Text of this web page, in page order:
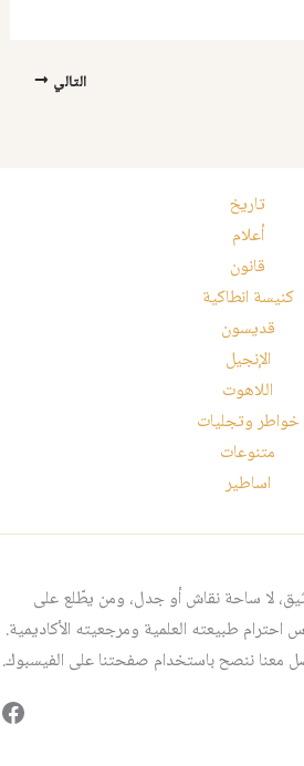
التالي
تاريخ
أعلام
قانون
كنيسة انطاكية
قديسون
الإنجيل
اللاهوت
خواطر وتجليات
متنوعات
اساطير
لا ساحة نقاش أو جدل، ومن يطّلع على
طبيعته العلمية ومرجعيته الأكاديمية.
معنا ننصح باستخدام صفحتنا على الفيسبوك.